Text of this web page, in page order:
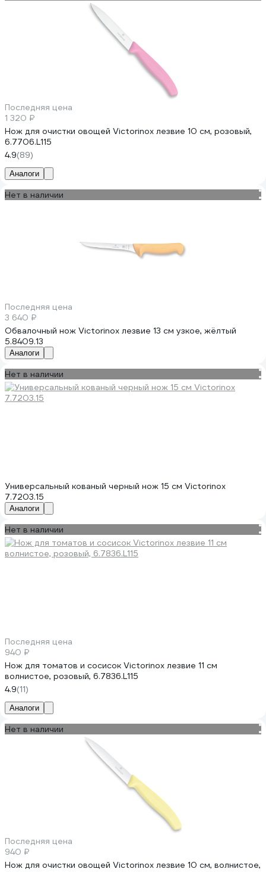
Последняя цена
1 320 ₽
Нож для очистки овощей Victorinox лезвие 10 см, розовый,
6.7706.L115
4.9(89)
Аналоги
Нет в наличии
Последняя цена
3 640 ₽
Обвалочный нож Victorinox лезвие 13 см узкое, жёлтый
5.8409.13
Аналоги
Нет в наличии
Универсальный кованый черный нож 15 см Victorinox
7.7203.15
Аналоги
Нет в наличии
Последняя цена
940 ₽
Нож для томатов и сосисок Victorinox лезвие 11 см
волнистое, розовый, 6.7836.L115
4.9(11)
Аналоги
Нет в наличии
Последняя цена
940 ₽
Нож для очистки овощей Victorinox лезвие 10 см, волнистое,